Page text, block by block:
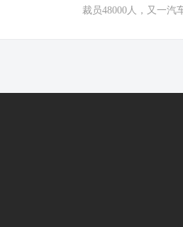
裁员48000人，又一汽